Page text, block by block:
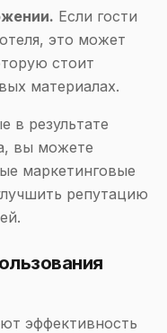
Если гости
это может
стоит
материалах.
в результате
вы можете
маркетинговые
репутацию
эффективность